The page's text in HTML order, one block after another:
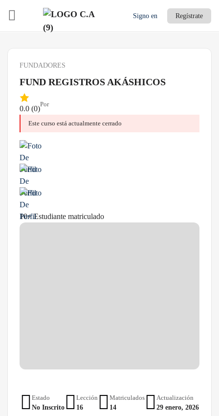
Signo en Regístrate
FUNDADORES
FUND REGISTROS AKÁSHICOS
0.0 (0)
Por
Este curso está actualmente cerrado
10+ Estudiante matriculado
Estado
No Inscrito
Lección
16
Matriculados
14
Actualización
29 enero, 2026